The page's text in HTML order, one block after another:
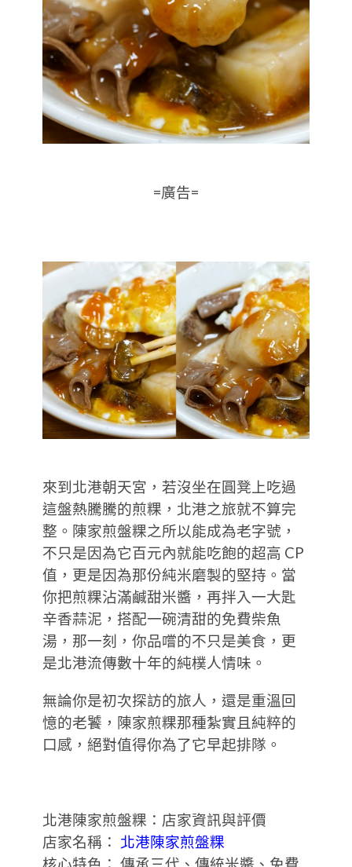
=廣告=
來到北港朝天宮，若沒坐在圓凳上吃過
這盤熱騰騰的煎粿，北港之旅就不算完
整。陳家煎盤粿之所以能成為老字號，
不只是因為它百元內就能吃飽的超高 CP
值，更是因為那份純米磨製的堅持。當
你把煎粿沾滿鹹甜米醬，再拌入一大匙
辛香蒜泥，搭配一碗清甜的免費柴魚
湯，那一刻，你品嚐的不只是美食，更
是北港流傳數十年的純樸人情味。
無論你是初次探訪的旅人，還是重溫回
憶的老饕，陳家煎粿那種紮實且純粹的
口感，絕對值得你為了它早起排隊。
北港陳家煎盤粿：店家資訊與評價
店家名稱： 北港陳家煎盤粿